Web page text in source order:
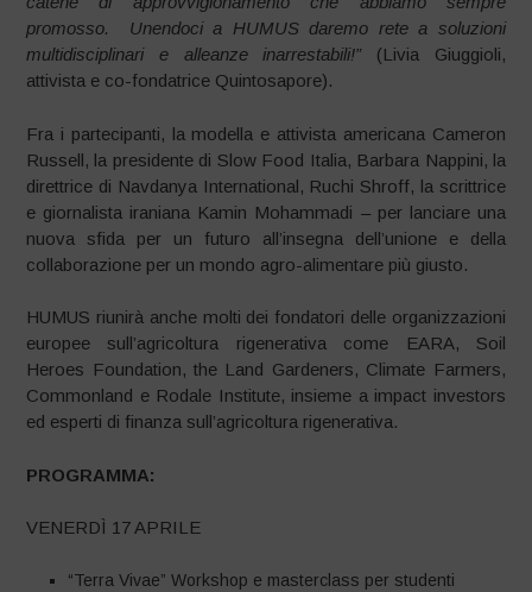
promosso. Unendoci a HUMUS daremo rete a soluzioni
multidisciplinari e alleanze inarrestabili!”(Livia Giuggioli,
attivista e co-fondatrice Quintosapore).
Fra i partecipanti, la modella e attivista americana Cameron
Russell, la presidente di Slow Food Italia, Barbara Nappini, la
direttrice di Navdanya International, Ruchi Shroff, la scrittrice
e giornalista iraniana Kamin Mohammadi – per lanciare una
nuova sfida per un futuro all’insegna dell’unione e della
collaborazione per un mondo agro-alimentare più giusto.
HUMUS riunirà anche molti dei fondatori delle organizzazioni
europee sull’agricoltura rigenerativa come EARA, Soil
Heroes Foundation, the Land Gardeners, Climate Farmers,
Commonland e Rodale Institute, insieme a impact investors
ed esperti di finanza sull’agricoltura rigenerativa.
PROGRAMMA:
VENERDÌ 17 APRILE
“Terra Vivae” Workshop e masterclass per studenti